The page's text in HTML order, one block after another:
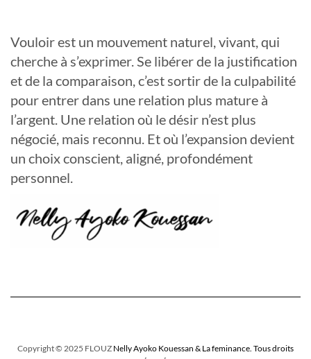
Vouloir est un mouvement naturel, vivant, qui
cherche à s’exprimer. Se libérer de la justification
et de la comparaison, c’est sortir de la culpabilité
pour entrer dans une relation plus mature à
l’argent. Une relation où le désir n’est plus
négocié, mais reconnu. Et où l’expansion devient
un choix conscient, aligné, profondément
personnel.
Copyright © 2025 FLOUZ Nelly Ayoko Kouessan & La feminance. Tous droits